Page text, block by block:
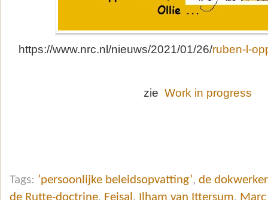
https://www.nrc.nl/nieuws/2021/01/26/ruben-l-
zie Work in progress
Tags: ’persoonlijke beleidsopvatting’, de
de Rutte-doctrine, Feisal, Ilham van Ittersum, Marc